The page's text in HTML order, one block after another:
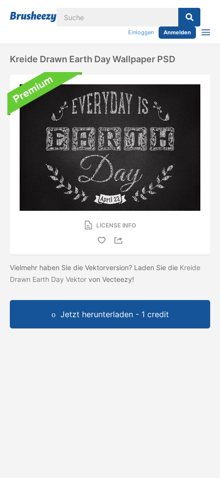
Einloggen Anmelden
Kreide Drawn Earth Day Wallpaper PSD
LICENSE INFO
Vielmehr haben Sie die Vektorversion? Laden Sie die Kreide
Drawn Earth Day Vektor von Vecteezy!
Jetzt herunterladen - 1 credit